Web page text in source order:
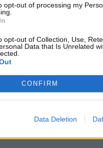
opt-out of processing my
opt-out of Collection, Use,
Data that Is Unrelated
CONFIRM
Data Deletion